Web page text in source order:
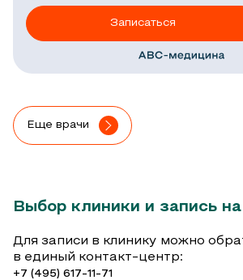
Записаться
Еще врачи
Выбор клиники и запись
Для записи в клинику можно
в единый контакт-центр:
+7 (495) 617-11-71